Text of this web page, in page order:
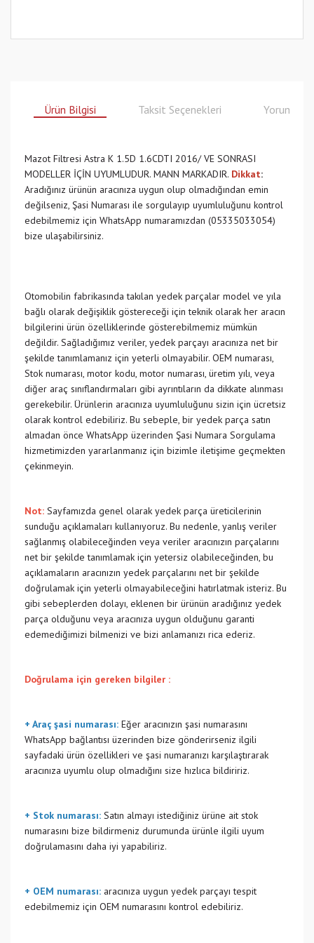
Ürün Bilgisi Taksit Seçenekleri Yorumlar
Mazot Filtresi Astra K 1.5D 1.6CDTI 2016/ VE SONRASI
MODELLER İÇİN UYUMLUDUR. MANN MARKADIR. Dikkat:
Aradığınız ürünün aracınıza uygun olup olmadığından emin
değilseniz, Şasi Numarası ile sorgulayıp uyumluluğunu kontrol
edebilmemiz için WhatsApp numaramızdan (05335033054)
bize ulaşabilirsiniz.
Otomobilin fabrikasında takılan yedek parçalar model ve yıla
bağlı olarak değişiklik göstereceği için teknik olarak her aracın
bilgilerini ürün özelliklerinde gösterebilmemiz mümkün
değildir. Sağladığımız veriler, yedek parçayı aracınıza net bir
şekilde tanımlamanız için yeterli olmayabilir. OEM numarası,
Stok numarası, motor kodu, motor numarası, üretim yılı, veya
diğer araç sınıflandırmaları gibi ayrıntıların da dikkate alınması
gerekebilir. Ürünlerin aracınıza uyumluluğunu sizin için ücretsiz
olarak kontrol edebiliriz. Bu sebeple, bir yedek parça satın
almadan önce WhatsApp üzerinden Şasi Numara Sorgulama
hizmetimizden yararlanmanız için bizimle iletişime geçmekten
çekinmeyin.
Not: Sayfamızda genel olarak yedek parça üreticilerinin
sunduğu açıklamaları kullanıyoruz. Bu nedenle, yanlış veriler
sağlanmış olabileceğinden veya veriler aracınızın parçalarını
net bir şekilde tanımlamak için yetersiz olabileceğinden, bu
açıklamaların aracınızın yedek parçalarını net bir şekilde
doğrulamak için yeterli olmayabileceğini hatırlatmak isteriz. Bu
gibi sebeplerden dolayı, eklenen bir ürünün aradığınız yedek
parça olduğunu veya aracınıza uygun olduğunu garanti
edemediğimizi bilmenizi ve bizi anlamanızı rica ederiz.
Doğrulama için gereken bilgiler :
+ Araç şasi numarası: Eğer aracınızın şasi numarasını
WhatsApp bağlantısı üzerinden bize gönderirseniz ilgili
sayfadaki ürün özellikleri ve şasi numaranızı karşılaştırarak
aracınıza uyumlu olup olmadığını size hızlıca bildiririz.
+ Stok numarası: Satın almayı istediğiniz ürüne ait stok
numarasını bize bildirmeniz durumunda ürünle ilgili uyum
doğrulamasını daha iyi yapabiliriz.
+ OEM numarası: aracınıza uygun yedek parçayı tespit
edebilmemiz için OEM numarasını kontrol edebiliriz.